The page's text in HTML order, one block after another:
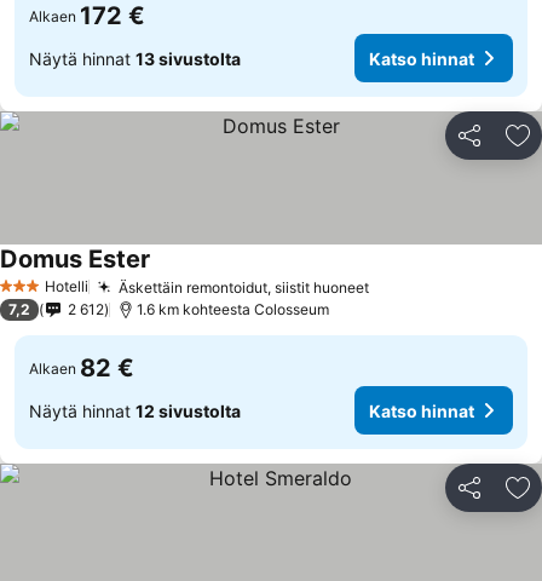
Alkaen 172 €
Näytä hinnat 13 sivustolta Katso hinnat
Jaa
3 Tähtiluokitus
Hotelli Äskettäin remontoidut, siistit huoneetKatso hinnat
Domus Ester
7,2 2 612 1.6 km kohteesta Colosseum
Alkaen 82 €
Näytä hinnat 12 sivustolta Katso hinnat
Jaa